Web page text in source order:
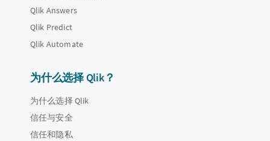
Qlik Answers
Qlik Predict
Qlik Automate
为什么选择 Qlik？
为什么选择 Qlik
信任与安全
信任和隐私